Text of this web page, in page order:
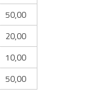
50,00
20,00
10,00
50,00